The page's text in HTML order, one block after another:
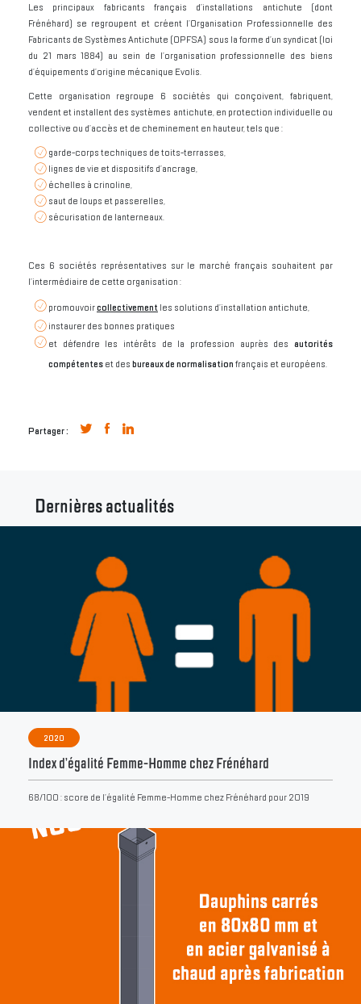
Les principaux fabricants français d’installations antichute (dont
Frénéhard) se regroupent et créent l’Organisation Professionnelle des
Fabricants de Systèmes Antichute (OPFSA) sous la forme d’un syndicat (loi
du 21 mars 1884) au sein de l’organisation professionnelle des biens
d’équipements d’origine mécanique Evolis.
Cette organisation regroupe 6 sociétés qui conçoivent, fabriquent,
vendent et installent des systèmes antichute, en protection individuelle ou
collective ou d’accès et de cheminement en hauteur, tels que :
garde-corps techniques de toits-terrasses,
lignes de vie et dispositifs d’ancrage,
échelles à crinoline,
saut de loups et passerelles,
sécurisation de lanterneaux.
Ces 6 sociétés représentatives sur le marché français souhaitent par
l’intermédiaire de cette organisation :
promouvoircollectivementles solutions d’installation antichute,
instaurer des bonnes pratiques
et défendre les intérêts de la profession auprès des autorités
compétenteset desbureaux de normalisationfrançais et européens.
Partager :
Dernières actualités
2020
Index d’égalité Femme-Homme chez Frénéhard
68/100 : score de l’égalité Femme-Homme chez Frénéhard pour 2019